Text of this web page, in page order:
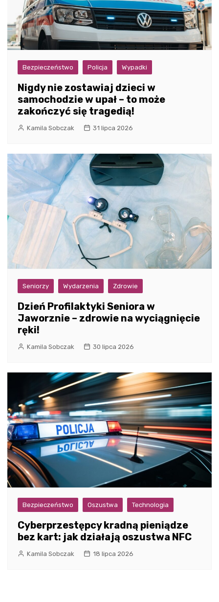
Bezpieczeństwo Policja Wypadki
Nigdy nie zostawiaj dzieci w
samochodzie w upał – to może
zakończyć się tragedią!
Kamila Sobczak 31 lipca 2026
Seniorzy Wydarzenia Zdrowie
Dzień Profilaktyki Seniora w
Jaworznie – zdrowie na wyciągnięcie
ręki!
Kamila Sobczak 30 lipca 2026
Bezpieczeństwo Oszustwa Technologia
Cyberprzestępcy kradną pieniądze
bez kart: jak działają oszustwa NFC
Kamila Sobczak 18 lipca 2026